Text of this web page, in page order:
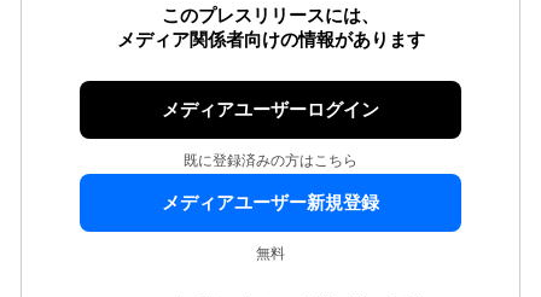
このプレスリリースには、
メディア関係者向けの情報があります
メディアユーザーログイン
既に登録済みの方はこちら
メディアユーザー新規登録
無料